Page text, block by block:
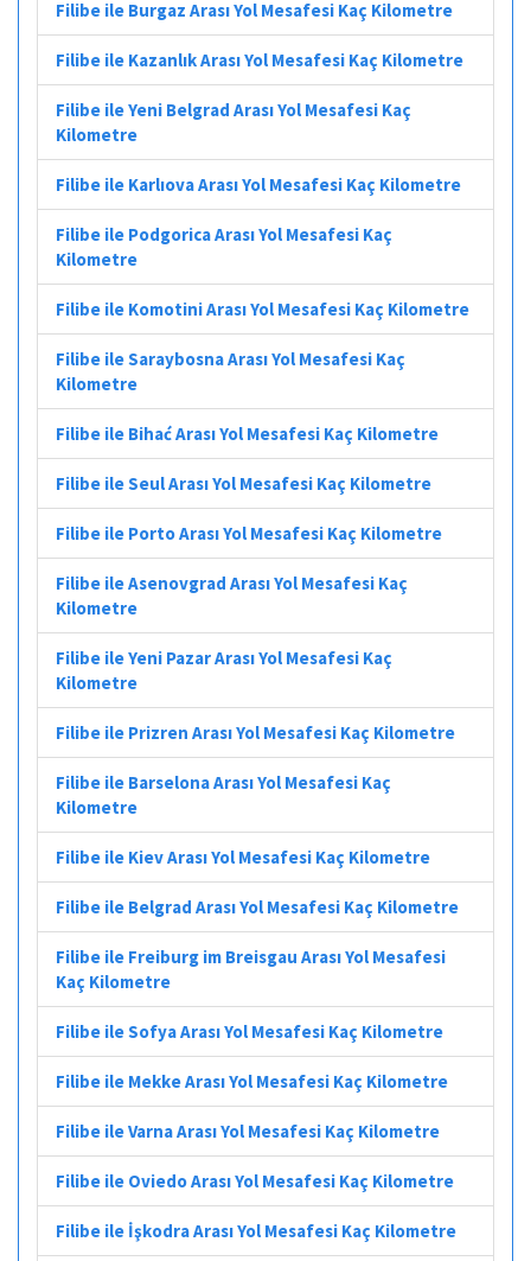
Filibe ile Burgaz Arası Yol Mesafesi Kaç Kilometre
Filibe ile Kazanlık Arası Yol Mesafesi Kaç Kilometre
Filibe ile Yeni Belgrad Arası Yol Mesafesi Kaç
Kilometre
Filibe ile Karlıova Arası Yol Mesafesi Kaç Kilometre
Filibe ile Podgorica Arası Yol Mesafesi Kaç
Kilometre
Filibe ile Komotini Arası Yol Mesafesi Kaç Kilometre
Filibe ile Saraybosna Arası Yol Mesafesi Kaç
Kilometre
Filibe ile Bihać Arası Yol Mesafesi Kaç Kilometre
Filibe ile Seul Arası Yol Mesafesi Kaç Kilometre
Filibe ile Porto Arası Yol Mesafesi Kaç Kilometre
Filibe ile Asenovgrad Arası Yol Mesafesi Kaç
Kilometre
Filibe ile Yeni Pazar Arası Yol Mesafesi Kaç
Kilometre
Filibe ile Prizren Arası Yol Mesafesi Kaç Kilometre
Filibe ile Barselona Arası Yol Mesafesi Kaç
Kilometre
Filibe ile Kiev Arası Yol Mesafesi Kaç Kilometre
Filibe ile Belgrad Arası Yol Mesafesi Kaç Kilometre
Filibe ile Freiburg im Breisgau Arası Yol Mesafesi
Kaç Kilometre
Filibe ile Sofya Arası Yol Mesafesi Kaç Kilometre
Filibe ile Mekke Arası Yol Mesafesi Kaç Kilometre
Filibe ile Varna Arası Yol Mesafesi Kaç Kilometre
Filibe ile Oviedo Arası Yol Mesafesi Kaç Kilometre
Filibe ile İşkodra Arası Yol Mesafesi Kaç Kilometre